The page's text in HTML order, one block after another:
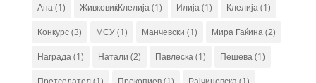
Ана(1) ЖивковиќКлелија(1) Илија(1) Клелија(1)
Конкурс(3) МСУ(1) Манчевски (1) Мира Гаќина(2)
Награда(1) Натали (2) Павлеска(1) Пешева(1)